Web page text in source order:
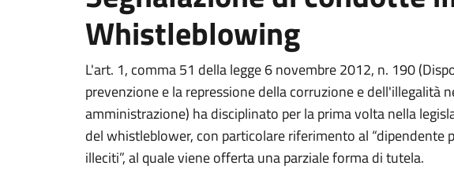
Whistleblowing
L'art. 1, comma 51 della legge 6 novembre 2012, n. 190
prevenzione e la repressione della corruzione e dell'illegalità
amministrazione) ha disciplinato per la prima volta nella
del whistleblower, con particolare riferimento al “dipendente
illeciti”, al quale viene offerta una parziale forma di tutela.